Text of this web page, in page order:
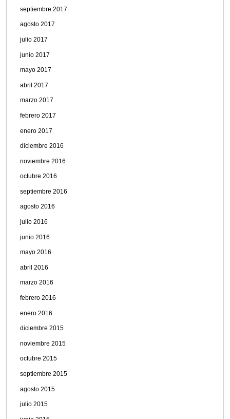
septiembre 2017
agosto 2017
julio 2017
junio 2017
mayo 2017
abril 2017
marzo 2017
febrero 2017
enero 2017
diciembre 2016
noviembre 2016
octubre 2016
septiembre 2016
agosto 2016
julio 2016
junio 2016
mayo 2016
abril 2016
marzo 2016
febrero 2016
enero 2016
diciembre 2015
noviembre 2015
octubre 2015
septiembre 2015
agosto 2015
julio 2015